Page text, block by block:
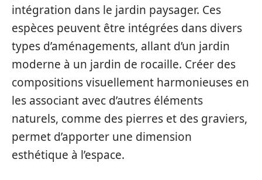
intégration dans le jardin paysager. Ces
espèces peuvent être intégrées dans divers
types d’aménagements, allant d’un jardin
moderne à un jardin de rocaille. Créer des
compositions visuellement harmonieuses en
les associant avec d’autres éléments
naturels, comme des pierres et des graviers,
permet d’apporter une dimension
esthétique à l’espace.